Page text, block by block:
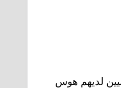
لديهم هوس